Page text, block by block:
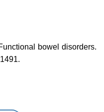
bowel disorders.